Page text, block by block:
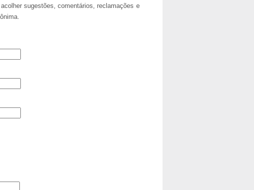
sugestões, comentários, reclamações e